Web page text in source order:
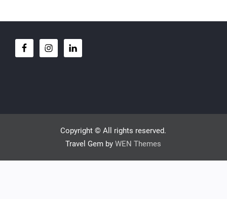
Copyright © All rights reserved.
Travel Gem byWEN Themes